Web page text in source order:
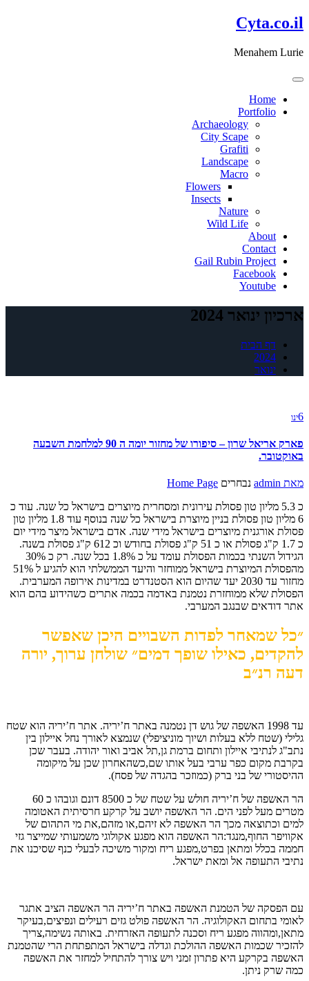
דלג
לתוכן
Cyta.co.il
Menahem Lurie
Home
Portfolio
Archaeology
City Scape
Grafiti
Landscape
Macro
Flowers
Insects
Nature
Wild Life
About
Contact
Gail Rubin Project
Facebook
Youtube
ארכיון ינואר 2024
דף הבית
2024
ינואר
6ינו
פארק אריאל שרון – סיפורו של מחזור יומה ה 90 למלחמת השבעה
באוקטובר.
מאת admin נבחרים Home Page
כ 5.3 מליון טון פסולת עירונית ומסחרית מיוצרים בישראל כל שנה. עוד כ
6 מליון טון פסולת בניין מיוצרת בישראל כל שנה בנוסף עוד 1.8 מליון טון
פסולת אורגנית מיוצרים בישראל מידי שנה. אדם בישראל מיצר מידי יום
כ 1.7 ק"ג פסולת או כ 51 ק"ג פסולת בחודש וכ 612 ק"ג פסולת בשנה.
הגידול השנתי בכמות הפסולת עומד על כ 1.8% בכל שנה. רק כ 30%
מהפסולת המיוצרת בישראל ממוחזר והיעד הממשלתי הוא להגיע ל 51%
מחזור עד 2030 יעד שהיום הוא הסטנדרט במדינות אירופה המערבית.
הפסולת שלא ממוחזרת נטמנת באדמה בכמה אתרים כשהידוע בהם הוא
אתר דודאים שבנגב המערבי.
״כל שמאחר לפדות השבויים היכן שאפשר
להקדים, כאילו שופך דמים״ שולחן ערוך, יורה
דעה רנ״ב
עד 1998 האשפה של גוש דן נטמנה באתר ח’יריה. אתר ח’יריה הוא שטח
גלילי (שטח ללא בעלות ושיוך מוניציפלי) שנמצא לאורך נחל איילון בין
נתב"ג לנתיבי איילון ותחום ברמת גן,תל אביב ואור יהודה. בעבר שכן
בקרבת מקום כפר ערבי בעל אותו שם,כשהאחרון שכן על מיקומה
ההיסטורי של בני ברק (כמוזכר בהגדה של פסח).
הר האשפה של ח’יריה חולש על שטח של כ 8500 דונם וגובהו כ 60
מטרים מעל לפני הים. הר האשפה יושב על קרקע חרסיתית האטומה
למים וכתוצאה מכך הר האשפה לא זיהם,או מזהם,את מי התהום של
אקוויפר החוף,מנגד:הר האשפה הוא מפגע אקולוגי משמעותי שמייצר גזי
חממה בכלל ומתאן בפרט,מפגע ריח ומקור משיכה לבעלי כנף שסיכנו את
נתיבי התעופה אל ומאת ישראל.
עם הפסקה של הטמנת האשפה באתר ח’יריה הר האשפה הציב אתגר
לאומי בתחום האקולוגיה. הר האשפה פולט גזים רעילים ונפיצים,בעיקר
מתאן,ומהווה מפגע ריח וסכנה לתעופה האזרחית. באותה נשימה,צריך
להזכיר שכמות האשפה ההולכת וגדלה בישראל המתפתחת הרי שהטמנת
האשפה בקרקע היא פתרון זמני ויש צורך להתחיל למחזר את האשפה
כמה שרק ניתן.